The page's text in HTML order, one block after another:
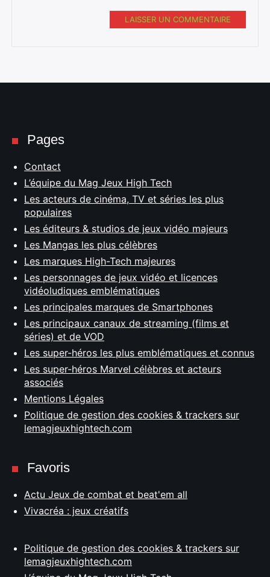
LAISSER UN COMMENTAIRE
Pages
Contact
L’équipe du Mag Jeux High Tech
Les acteurs de cinéma, TV et séries les plus
populaires
Les éditeurs & studios de jeux vidéo majeurs
Les Mangas les plus célèbres
Les marques High-Tech majeures
Les personnages de jeux vidéo et licences
vidéoludiques emblématiques
Les principales marques de Smartphones
Les principaux canaux de streaming (films et
séries) et de VOD
Les super-héros les plus emblématiques et connus
Les super-héros Marvel célèbres et acteurs
associés
Mentions Légales
Politique de gestion des cookies & trackers sur
lemagjeuxhightech.com
Favoris
Actu Jeux de combat et beat'em all
Vivacréa : jeux créatifs
Politique de gestion des cookies & trackers sur
lemagjeuxhightech.com